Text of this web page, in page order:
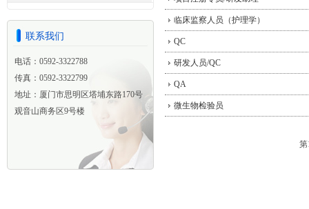
联系我们
电话：0592-3322788
传真：0592-3322799
地址：厦门市思明区塔埔东路170号
观音山商务区9号楼
临床监察人员（护理学）
QC
研发人员/QC
QA
微生物检验员